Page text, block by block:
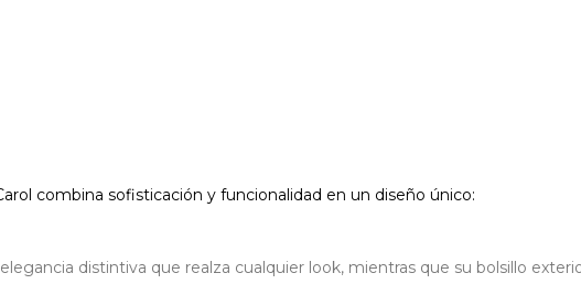
combina sofisticación y funcionalidad en un diseño único:
distintiva que realza cualquier look, mientras que su bolsillo